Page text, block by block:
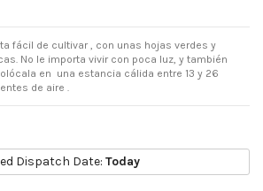
fácil de cultivar , con unas hojas verdes y
No le importa vivir con poca luz, y también
en una estancia cálida entre 13 y 26
de aire .
Dispatch Date: Today